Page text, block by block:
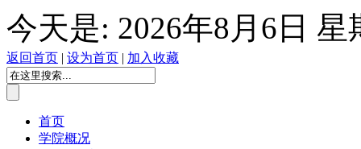
今天是: 2026年8月6日
返回首页 | 设为首页 | 加入收藏
首页
学院概况